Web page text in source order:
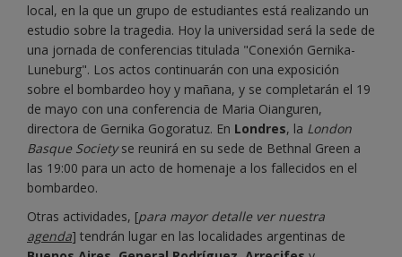
local, en la que un grupo de estudiantes está realizando un
estudio sobre la tragedia. Hoy la universidad será la sede de
una jornada de conferencias titulada "Conexión Gernika-
Luneburg". Los actos continuarán con una exposición
sobre el bombardeo hoy y mañana, y se completarán el 19
de mayo con una conferencia de Maria Oianguren,
directora de Gernika Gogoratuz. En Londres, la London
Basque Societyse reunirá en su sede de Bethnal Green a
las 19:00 para un acto de homenaje a los fallecidos en el
bombardeo.
Otras actividades, [para mayor detalle ver nuestra
agenda] tendrán lugar en las localidades argentinas de